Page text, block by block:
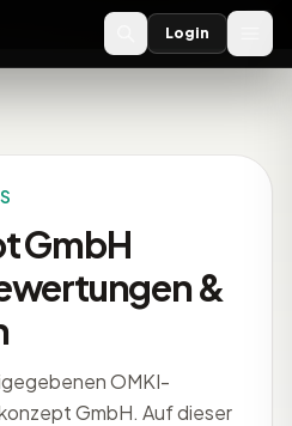
Login
GmbH
&
OMKI-
GmbH. Auf dieser